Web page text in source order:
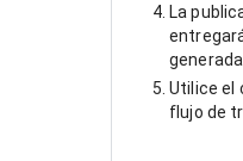
La
Utilice el
flujo de